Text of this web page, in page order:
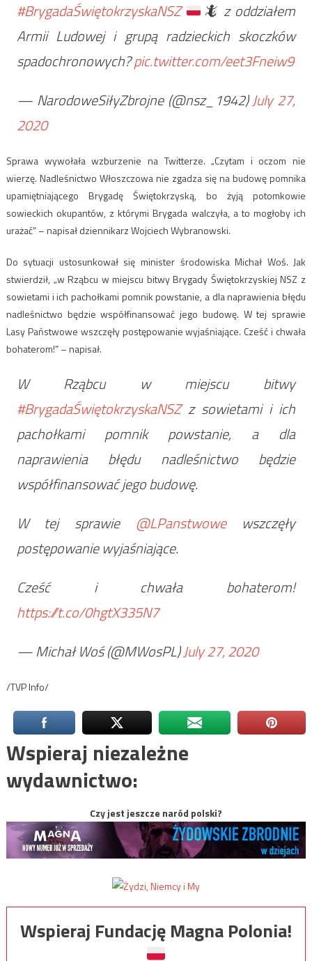
#BrygadaŚwiętokrzyskaNSZ 🦎 z oddziałem
Armii Ludowej i grupą radzieckich skoczków
spadochronowych?pic.twitter.com/eet3Fneiw9
— NarodoweSiłyZbrojne (@nsz_1942)July 27,
2020
Sprawa wywołała wzburzenie na Twitterze. „Czytam i oczom nie
wierzę. Nadleśnictwo Włoszczowa nie zgadza się na budowę pomnika
upamiętniającego Brygadę Świętokrzyską, bo żyją potomkowie
sowieckich okupantów, z którymi Brygada walczyła, a to mogłoby ich
urażać” – napisał dziennikarz Wojciech Wybranowski.
Do sytuacji ustosunkował się minister środowiska Michał Woś. Jak
stwierdził, „w Rząbcu w miejscu bitwy Brygady Świętokrzyskiej NSZ z
sowietami i ich pachołkami pomnik powstanie, a dla naprawienia błędu
nadleśnictwo będzie współfinansować jego budowę. W tej sprawie
Lasy Państwowe wszczęły postępowanie wyjaśniające. Cześć i chwała
bohaterom!” – napisał.
W Rząbcu w miejscu bitwy
#BrygadaŚwiętokrzyskaNSZz sowietami i ich
pachołkami pomnik powstanie, a dla
naprawienia błędu nadleśnictwo będzie
współfinansować jego budowę.
W tej sprawie @LPanstwowewszczęły
postępowanie wyjaśniające.
Cześć i chwała bohaterom!
https://t.co/0hgtX335N7
— Michał Woś (@MWosPL)July 27, 2020
/TVP Info/
Wspieraj niezależne
wydawnictwo:
Czy jest jeszcze naród polski?
Wspieraj Fundację Magna Polonia!